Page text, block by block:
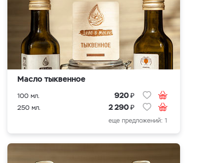
Масло тыквенное
100 мл. 920₽
250 мл. 2 290₽
еще предложений: 1